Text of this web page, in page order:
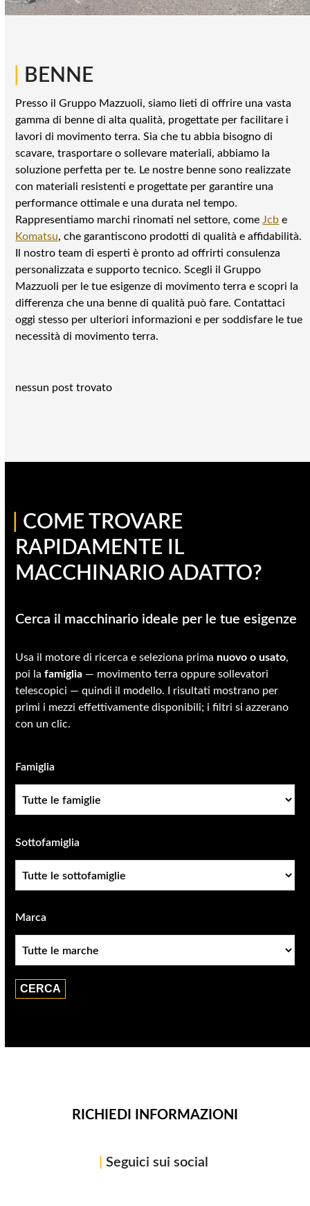
BENNE
Presso il Gruppo Mazzuoli, siamo lieti di offrire una vasta
gamma di benne di alta qualità, progettate per facilitare i
lavori di movimento terra. Sia che tu abbia bisogno di
scavare, trasportare o sollevare materiali, abbiamo la
soluzione perfetta per te. Le nostre benne sono realizzate
con materiali resistenti e progettate per garantire una
performance ottimale e una durata nel tempo.
Rappresentiamo marchi rinomati nel settore, comeJcb e
Komatsu, che garantiscono prodotti di qualità e affidabilità.
Il nostro team di esperti è pronto ad offrirti consulenza
personalizzata e supporto tecnico. Scegli il Gruppo
Mazzuoli per le tue esigenze di movimento terra e scopri la
differenza che una benne di qualità può fare. Contattaci
oggi stesso per ulteriori informazioni e per soddisfare le tue
necessità di movimento terra.
nessun post trovato
COME TROVARE
RAPIDAMENTE IL
MACCHINARIO ADATTO?
Cerca il macchinario ideale per le tue esigenze
Usa il motore di ricerca e seleziona prima nuovo o usato,
poi lafamiglia — movimento terra oppure sollevatori
telescopici — quindi il modello. I risultati mostrano per
primi i mezzi effettivamente disponibili; i filtri si azzerano
con un clic.
Famiglia
Sottofamiglia
Marca
RICHIEDI INFORMAZIONI
Seguici sui social